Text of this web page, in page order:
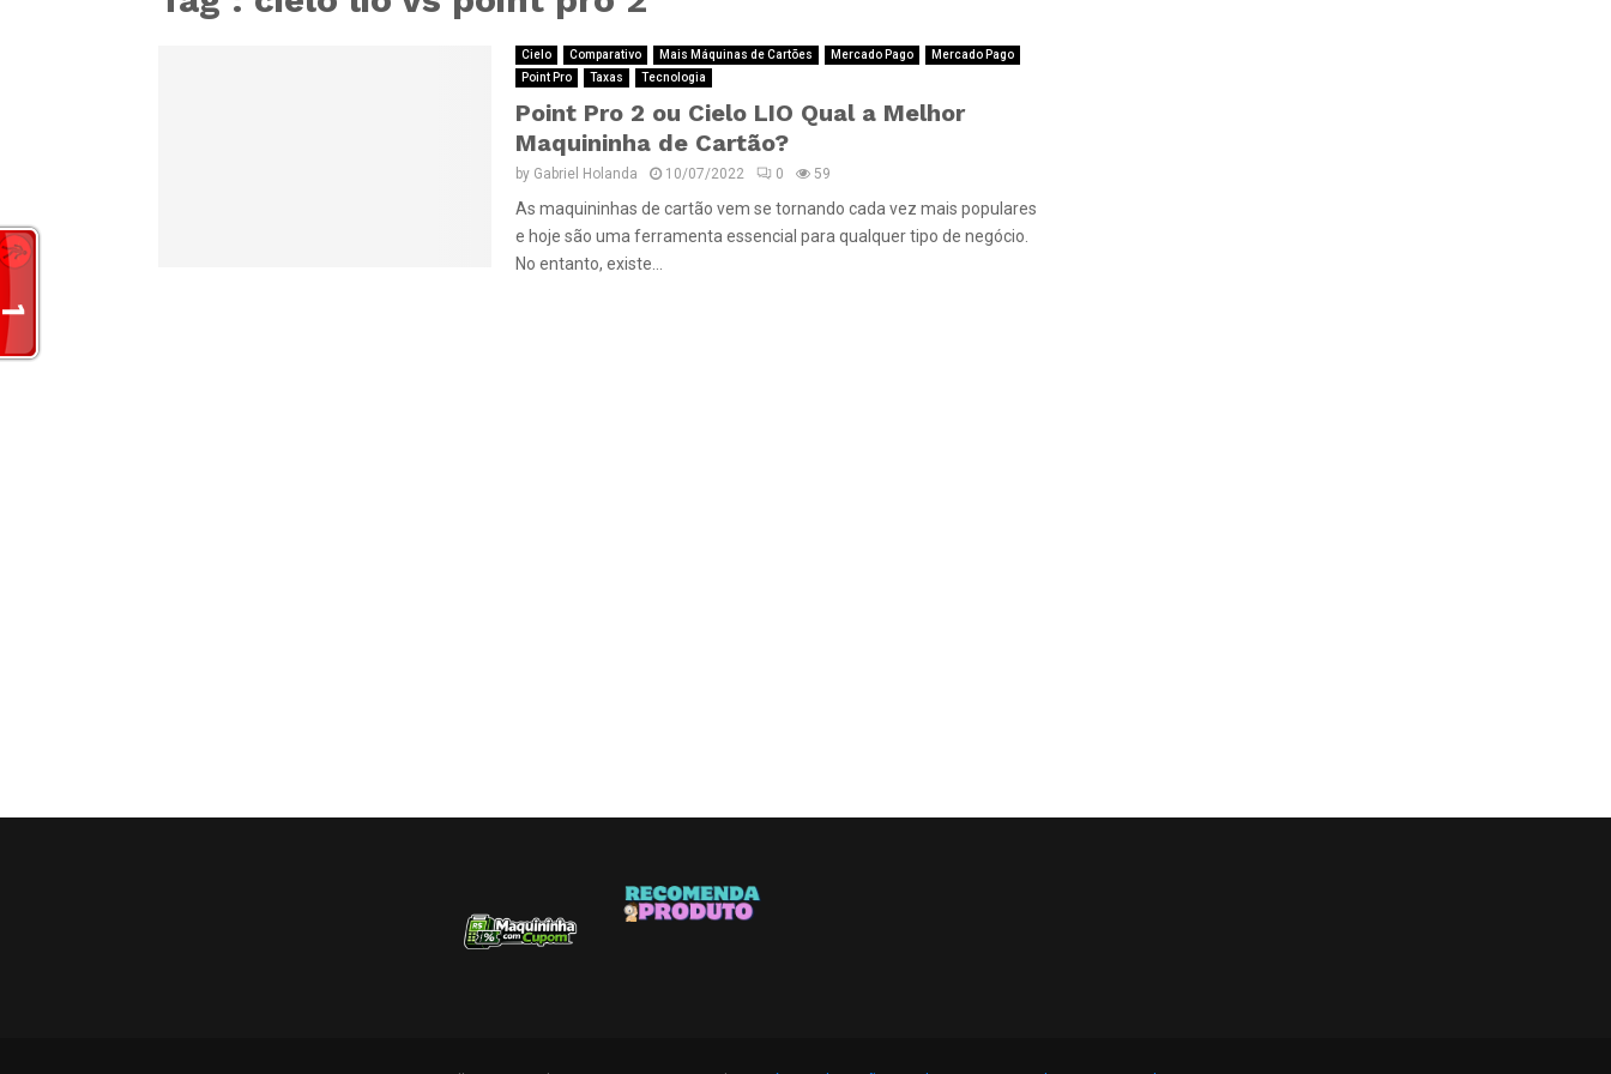
Cielo Comparativo Mais Máquinas de Cartões Mercado Pago
Mercado Pago
Point Pro
Taxas Tecnologia
Point Pro 2 ou Cielo LIO Qual a Melhor
Maquininha de Cartão?
by Gabriel Holanda 10/07/2022 0 59
As maquininhas de cartão vem se tornando cada vez mais populares
e hoje são uma ferramenta essencial para qualquer tipo de negócio.
No entanto, existe...